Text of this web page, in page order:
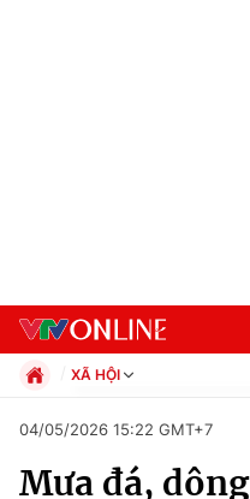
XÃ HỘI
Xã hội
Pháp luật
04/05/2026 15:22 GMT+7
Mưa đá,